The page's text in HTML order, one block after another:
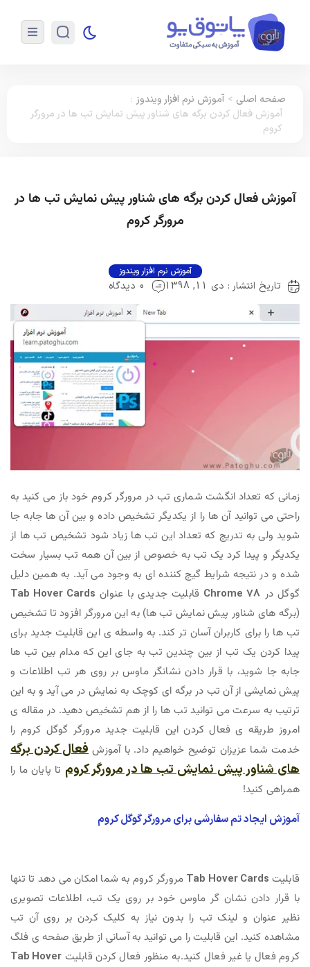
صفحه اصلی > آموزش نرم افزار ویندوز :
آموزش فعال کردن برگه های شناور پیش نمایش تب ها در مرورگر
کروم
آموزش فعال کردن برگه های شناور پیش نمایش تب ها در
مرورگر کروم
آموزش نرم افزار ویندوز
تاریخ انتشار : دی 11, 1398 0 دیدگاه
زمانی که تعداد انگشت شماری تب در مرورگر کروم خود باز می کنید به
راحتی می توانید آن ها را از یکدیگر تشخیص داده و بین آن ها جابه جا
شوید ولی به تدریج که تعداد این تب ها زیاد شود تشخیص تب ها از
یکدیگر و پیدا کرد یک تب به خصوص از بین آن همه تب بسیار سخت
شده و در نتیجه شرایط گیج کننده ای به وجود می آید. به همین دلیل
گوگل در Chrome 78 قابلیت جدیدی با عنوان Tab Hover Cards
(برگه های شناور پیش نمایش تب ها) به این مرورگر افزود تا تشخیص
تب ها را برای کاربران آسان تر کند. به واسطه ی این قابلیت جدید برای
پیدا کردن یک تب از بین چندین تب به جای این که مدام بین تب ها
جابه جا شوید، با قرار دادن نشانگر ماوس بر روی هر تب اطلاعات و
پیش نمایشی از آن تب در برگه ای کوچک به نمایش در می آید و به این
ترتیب به سرعت می توانید تب ها را از هم تشخیص دهید. در مقاله ی
امروز طریقه ی فعال کردن این قابلیت جدید مرورگر گوگل کروم را
خدمت شما عزیزان توضیح خواهیم داد. با آموزشفعال کردن برگه
های شناور پیش نمایش تب ها در مرورگر کروم تا پایان ما را
همراهی کنید!
آموزش ایجاد تم سفارشی برای مرورگر گوگل کروم
قابلیت Tab Hover Cards مرورگر کروم به شما امکان می دهد تا تنها
با قرار دادن نشان گر ماوس خود بر روی یک تب، اطلاعات تصویری
نظیر عنوان و لینک تب را بدون نیاز به کلیک کردن بر روی آن تب
مشاهده کنید. این قابلیت را می توانید به آسانی از طریق صفحه ی فلگ
کروم فعال یا غیر فعال کنید.به منظور فعال کردن قابلیت Tab Hover